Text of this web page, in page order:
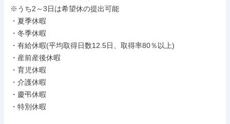
※うち2～3日は希望休の提出可能
・夏季休暇
・冬季休暇
・有給休暇(平均取得日数12.5日、取得率80％以上)
・産前産後休暇
・育児休暇
・介護休暇
・慶弔休暇
・特別休暇